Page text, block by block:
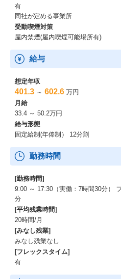
有
同社が定める事業所
受動喫煙対策
屋内禁煙(屋内喫煙可能場所有)
給与
想定年収
401.3 ～ 602.6 万円
月給
33.4 ～ 50.2万円
給与形態
固定給制(年俸制） 12分割
勤務時間
[勤務時間]
9:00 ～ 17:30（実働：7時間30分）
分
[平均残業時間]
20時間/月
[みなし残業]
みなし残業なし
[フレックスタイム]
有